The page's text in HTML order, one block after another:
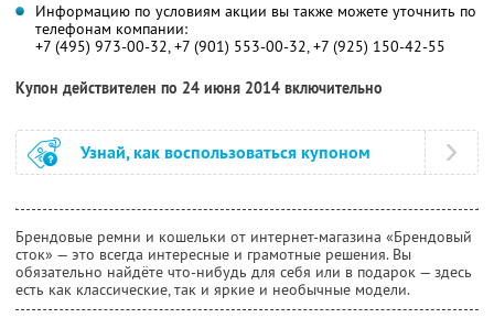
Информацию по условиям акции вы также можете уточнить по
телефонам компании:
+7 (495) 973-00-32, +7 (901) 553-00-32, +7 (925) 150-42-55
Купон действителен по 24 июня 2014 включительно
Узнай, как воспользоваться купоном
Брендовые ремни и кошельки от интернет-магазина «Брендовый
сток» — это всегда интересные и грамотные решения. Вы
обязательно найдёте что-нибудь для себя или в подарок — здесь
есть как классические, так и яркие и необычные модели.